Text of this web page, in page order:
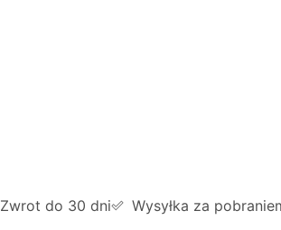
Zwrot do 30 dni Wysyłka za